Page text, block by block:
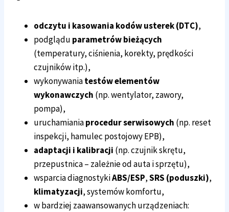
odczytu i kasowania kodów usterek (DTC),
podglądu parametrów bieżących
(temperatury, ciśnienia, korekty, prędkości
czujników itp.),
wykonywaniatestów elementów
wykonawczych (np. wentylator, zawory,
pompa),
uruchamianiaprocedur serwisowych (np. reset
inspekcji, hamulec postojowy EPB),
adaptacji i kalibracji (np. czujnik skrętu,
przepustnica – zależnie od auta i sprzętu),
wsparcia diagnostykiABS/ESP,SRS (poduszki),
klimatyzacji, systemów komfortu,
w bardziej zaawansowanych urządzeniach: